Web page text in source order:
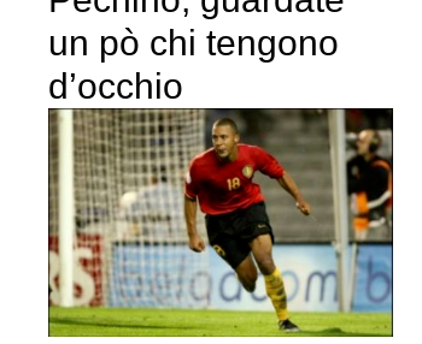
un pò chi tengono
d’occhio